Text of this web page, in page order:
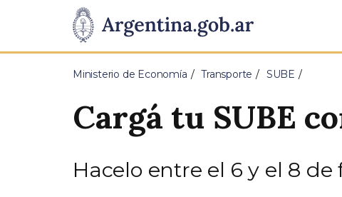
Presidencia
de
Pasar al contenido principal
Ministerio de Economía Transporte SUBE
Cargá tu SUBE
Hacelo entre el 6 y el 8